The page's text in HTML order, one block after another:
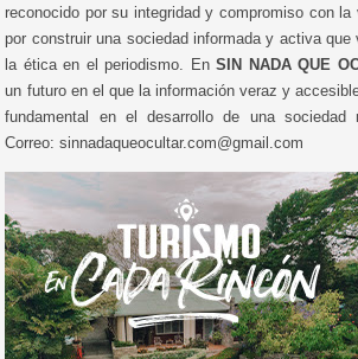
reconocido por su integridad y compromiso con la
por construir una sociedad informada y activa que
la ética en el periodismo. EnSIN NADA QUE
un futuro en el que la información veraz y
fundamental en el desarrollo de una sociedad
Correo: sinnadaqueocultar.com@gmail.com